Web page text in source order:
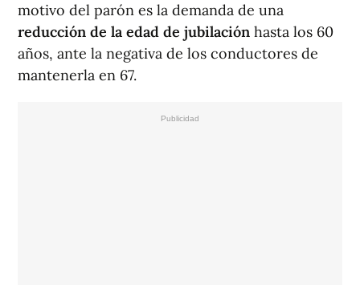
motivo del parón es la demanda de una
reducción de la edad de jubilación hasta los 60
años, ante la negativa de los conductores de
mantenerla en 67.